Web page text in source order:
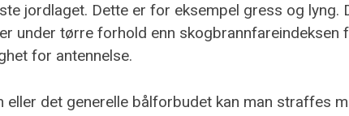
jordlaget. Dette er for eksempel gress og
under tørre forhold enn
for antennelse.
det generelle bålforbudet kan man straffes